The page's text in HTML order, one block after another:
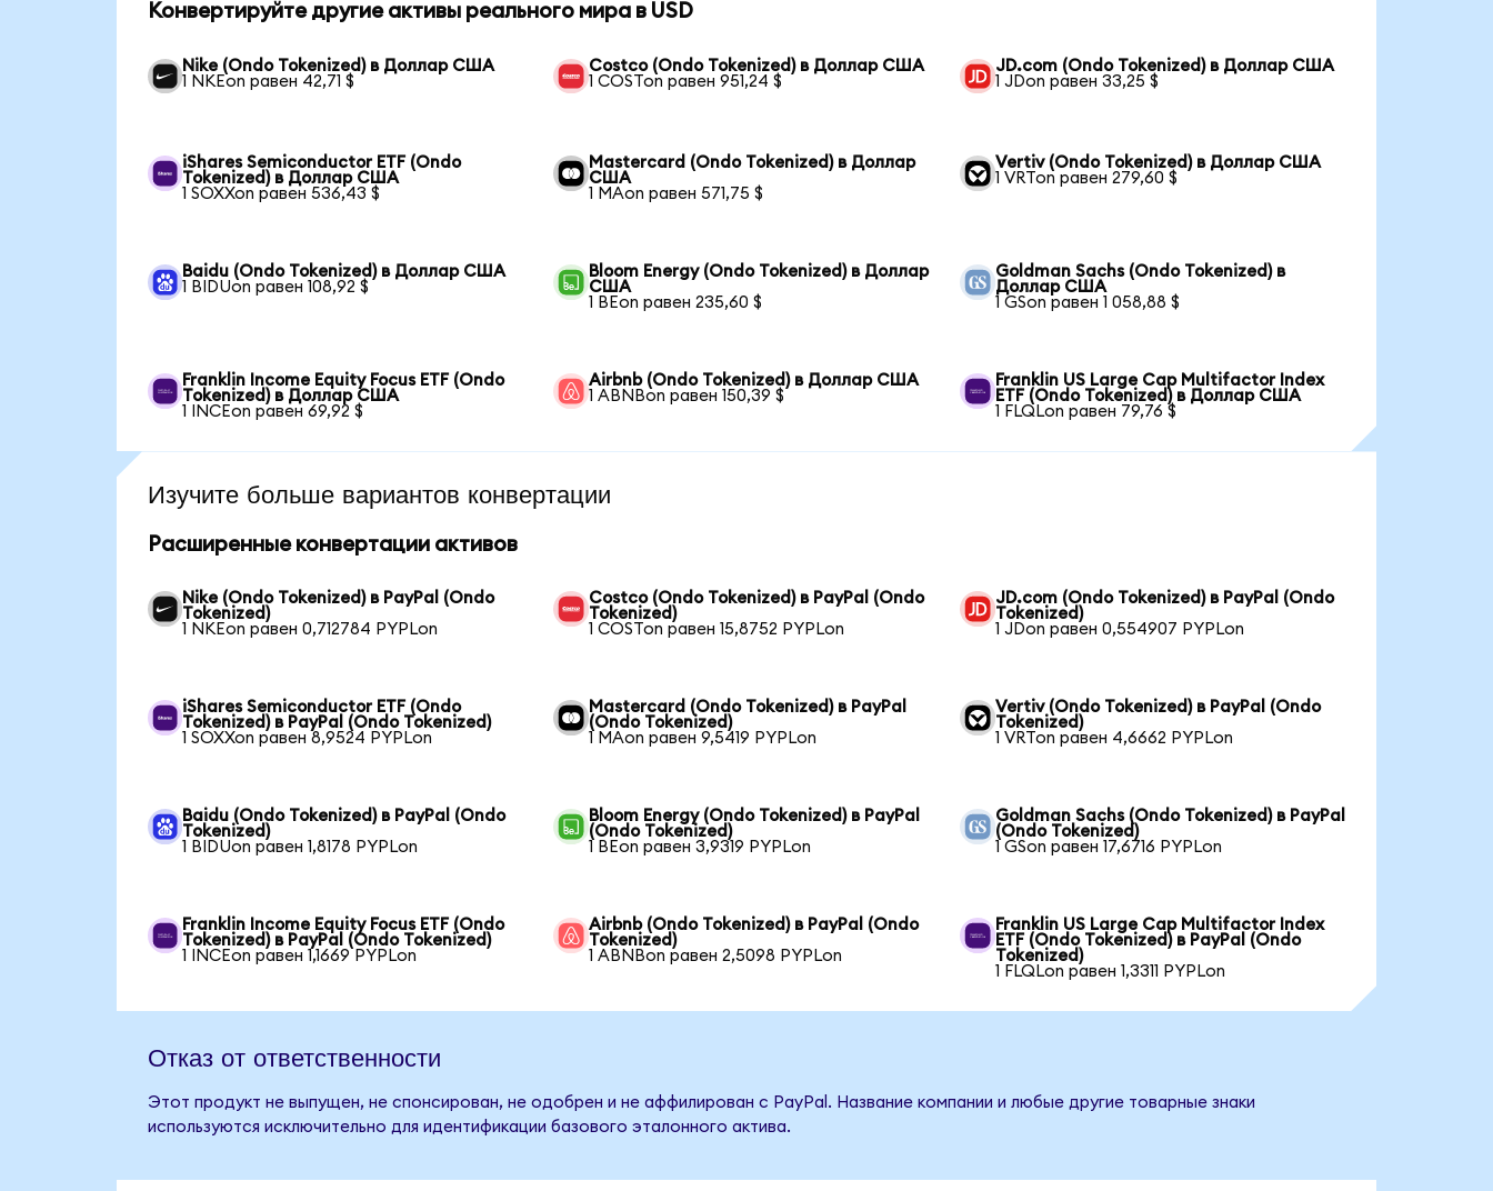
Конвертируйте другие активы реального мира в USD
Nike (Ondo Tokenized) в Доллар США
1 NKEon равен 42,71 $
Costco (Ondo Tokenized) в Доллар США
1 COSTon равен 951,24 $
JD.com (Ondo Tokenized) в Доллар США
1 JDon равен 33,25 $
iShares Semiconductor ETF (Ondo
Tokenized) в Доллар США
1 SOXXon равен 536,43 $
Mastercard (Ondo Tokenized) в Доллар
США
1 MAon равен 571,75 $
Vertiv (Ondo Tokenized) в Доллар США
1 VRTon равен 279,60 $
Baidu (Ondo Tokenized) в Доллар США
1 BIDUon равен 108,92 $
Bloom Energy (Ondo Tokenized) в Доллар
США
1 BEon равен 235,60 $
Goldman Sachs (Ondo Tokenized) в
Доллар США
1 GSon равен 1 058,88 $
Franklin Income Equity Focus ETF (Ondo
Tokenized) в Доллар США
1 INCEon равен 69,92 $
Airbnb (Ondo Tokenized) в Доллар США
1 ABNBon равен 150,39 $
Franklin US Large Cap Multifactor Index
ETF (Ondo Tokenized) в Доллар США
1 FLQLon равен 79,76 $
Изучите больше вариантов конвертации
Расширенные конвертации активов
Nike (Ondo Tokenized) в PayPal (Ondo
Tokenized)
1 NKEon равен 0,712784 PYPLon
Costco (Ondo Tokenized) в PayPal (Ondo
Tokenized)
1 COSTon равен 15,8752 PYPLon
JD.com (Ondo Tokenized) в PayPal (Ondo
Tokenized)
1 JDon равен 0,554907 PYPLon
iShares Semiconductor ETF (Ondo
Tokenized) в PayPal (Ondo Tokenized)
1 SOXXon равен 8,9524 PYPLon
Mastercard (Ondo Tokenized) в PayPal
(Ondo Tokenized)
1 MAon равен 9,5419 PYPLon
Vertiv (Ondo Tokenized) в PayPal (Ondo
Tokenized)
1 VRTon равен 4,6662 PYPLon
Baidu (Ondo Tokenized) в PayPal (Ondo
Tokenized)
1 BIDUon равен 1,8178 PYPLon
Bloom Energy (Ondo Tokenized) в PayPal
(Ondo Tokenized)
1 BEon равен 3,9319 PYPLon
Goldman Sachs (Ondo Tokenized) в PayPal
(Ondo Tokenized)
1 GSon равен 17,6716 PYPLon
Franklin Income Equity Focus ETF (Ondo
Tokenized) в PayPal (Ondo Tokenized)
1 INCEon равен 1,1669 PYPLon
Airbnb (Ondo Tokenized) в PayPal (Ondo
Tokenized)
1 ABNBon равен 2,5098 PYPLon
Franklin US Large Cap Multifactor Index
ETF (Ondo Tokenized) в PayPal (Ondo
Tokenized)
1 FLQLon равен 1,3311 PYPLon
Отказ от ответственности
Этот продукт не выпущен, не спонсирован, не одобрен и не аффилирован с PayPal. Название компании и любые другие товарные знаки
используются исключительно для идентификации базового эталонного актива.